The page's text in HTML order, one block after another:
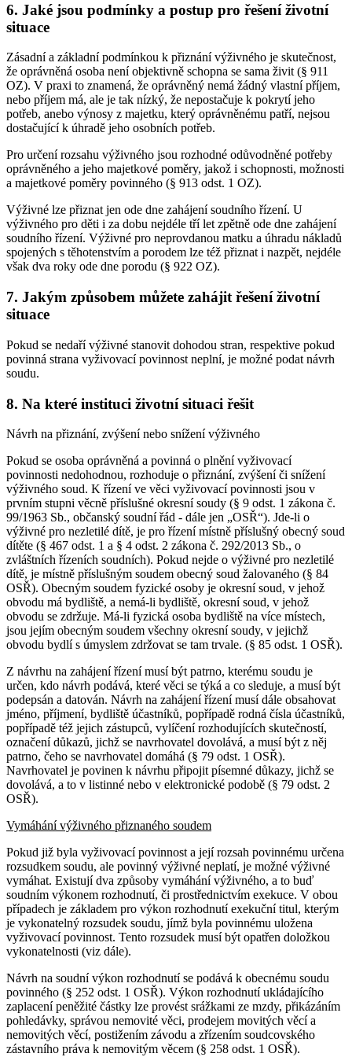
6. Jaké jsou podmínky a postup pro řešení životní
situace
Zásadní a základní podmínkou k přiznání výživného je skutečnost,
že oprávněná osoba není objektivně schopna se sama živit (§ 911
OZ). V praxi to znamená, že oprávněný nemá žádný vlastní příjem,
nebo příjem má, ale je tak nízký, že nepostačuje k pokrytí jeho
potřeb, anebo výnosy z majetku, který oprávněnému patří, nejsou
dostačující k úhradě jeho osobních potřeb.
Pro určení rozsahu výživného jsou rozhodné odůvodněné potřeby
oprávněného a jeho majetkové poměry, jakož i schopnosti, možnosti
a majetkové poměry povinného (§ 913 odst. 1 OZ).
Výživné lze přiznat jen ode dne zahájení soudního řízení. U
výživného pro děti i za dobu nejdéle tří let zpětně ode dne zahájení
soudního řízení. Výživné pro neprovdanou matku a úhradu nákladů
spojených s těhotenstvím a porodem lze též přiznat i nazpět, nejdéle
však dva roky ode dne porodu (§ 922 OZ).
7. Jakým způsobem můžete zahájit řešení životní
situace
Pokud se nedaří výživné stanovit dohodou stran, respektive pokud
povinná strana vyživovací povinnost neplní, je možné podat návrh
soudu.
8. Na které instituci životní situaci řešit
Návrh na přiznání, zvýšení nebo snížení výživného
Pokud se osoba oprávněná a povinná o plnění vyživovací
povinnosti nedohodnou, rozhoduje o přiznání, zvýšení či snížení
výživného soud. K řízení ve věci vyživovací povinnosti jsou v
prvním stupni věcně příslušné okresní soudy (§ 9 odst. 1 zákona č.
99/1963 Sb., občanský soudní řád - dále jen „OSŘ“). Jde-li o
výživné pro nezletilé dítě, je pro řízení místně příslušný obecný soud
dítěte (§ 467 odst. 1 a § 4 odst. 2 zákona č. 292/2013 Sb., o
zvláštních řízeních soudních). Pokud nejde o výživné pro nezletilé
dítě, je místně příslušným soudem obecný soud žalovaného (§ 84
OSŘ). Obecným soudem fyzické osoby je okresní soud, v jehož
obvodu má bydliště, a nemá-li bydliště, okresní soud, v jehož
obvodu se zdržuje. Má-li fyzická osoba bydliště na více místech,
jsou jejím obecným soudem všechny okresní soudy, v jejichž
obvodu bydlí s úmyslem zdržovat se tam trvale. (§ 85 odst. 1 OSŘ).
Z návrhu na zahájení řízení musí být patrno, kterému soudu je
určen, kdo návrh podává, které věci se týká a co sleduje, a musí být
podepsán a datován. Návrh na zahájení řízení musí dále obsahovat
jméno, příjmení, bydliště účastníků, popřípadě rodná čísla účastníků,
popřípadě též jejich zástupců, vylíčení rozhodujících skutečností,
označení důkazů, jichž se navrhovatel dovolává, a musí být z něj
patrno, čeho se navrhovatel domáhá (§ 79 odst. 1 OSŘ).
Navrhovatel je povinen k návrhu připojit písemné důkazy, jichž se
dovolává, a to v listinné nebo v elektronické podobě (§ 79 odst. 2
OSŘ).
Vymáhání výživného přiznaného soudem
Pokud již byla vyživovací povinnost a její rozsah povinnému určena
rozsudkem soudu, ale povinný výživné neplatí, je možné výživné
vymáhat. Existují dva způsoby vymáhání výživného, a to buď
soudním výkonem rozhodnutí, či prostřednictvím exekuce. V obou
případech je základem pro výkon rozhodnutí exekuční titul, kterým
je vykonatelný rozsudek soudu, jímž byla povinnému uložena
vyživovací povinnost. Tento rozsudek musí být opatřen doložkou
vykonatelnosti (viz dále).
Návrh na soudní výkon rozhodnutí se podává k obecnému soudu
povinného (§ 252 odst. 1 OSŘ). Výkon rozhodnutí ukládajícího
zaplacení peněžité částky lze provést srážkami ze mzdy, přikázáním
pohledávky, správou nemovité věci, prodejem movitých věcí a
nemovitých věcí, postižením závodu a zřízením soudcovského
zástavního práva k nemovitým věcem (§ 258 odst. 1 OSŘ).